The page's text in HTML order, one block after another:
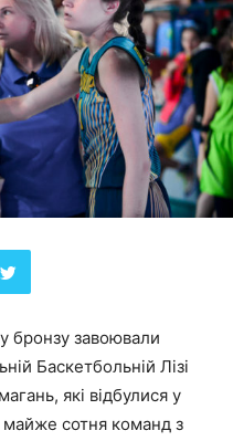
бронзу завоювали
Баскетбольній Лізі
які відбулися у
майже сотня команд з